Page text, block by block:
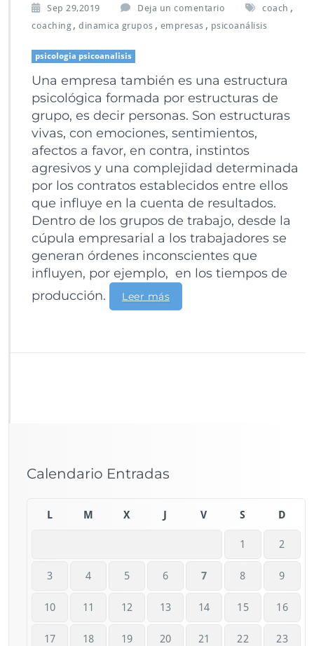
Sep 29,2019 Deja un comentario coach ,
coaching , dinamica grupos , empresas , psicoanálisis
psicologia psicoanalisis
Una empresa también es una estructura
psicológica formada por estructuras de
grupo, es decir personas. Son estructuras
vivas, con emociones, sentimientos,
afectos a favor, en contra, instintos
agresivos y una complejidad determinada
por los contratos establecidos entre ellos
que influye en la cuenta de resultados.
Dentro de los grupos de trabajo, desde la
cúpula empresarial a los trabajadores se
generan órdenes inconscientes que
influyen, por ejemplo, en los tiempos de
producción.
Leer más
Calendario Entradas
L M X V S D
1 2
3 4 5 6 7 8 9
10 11 12 13 14 15 16
17 18 19 20 21 22 23